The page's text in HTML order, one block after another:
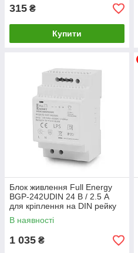
315 ₴
Купити
Блок живлення Full Energy
BGP-242UDIN 24 В / 2.5 А
для кріплення на DIN рейку
В наявності
1 035 ₴